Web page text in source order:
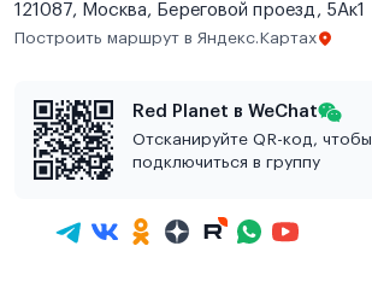
121087, Москва, Береговой проезд, 5Ак1
Построить маршрут в Яндекс.Картах
Red Planet в WeChat
Отсканируйте QR-код, чтобы
подключиться в группу